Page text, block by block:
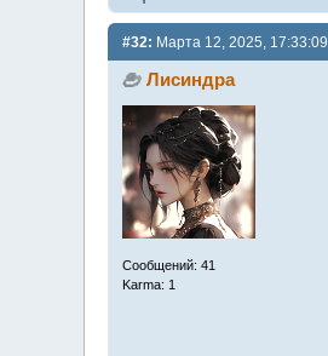
#32: Марта 12, 2025, 17:33:09
Лисиндра
Сообщений: 41
Karma: 1